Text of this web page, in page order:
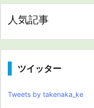
人気記事
ツイッター
Tweets by takenaka_ke